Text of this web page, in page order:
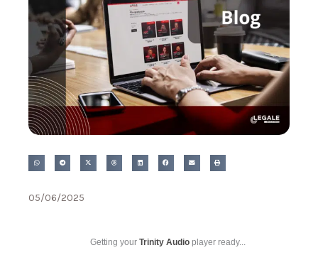
05/06/2025
Getting your Trinity Audio player ready...